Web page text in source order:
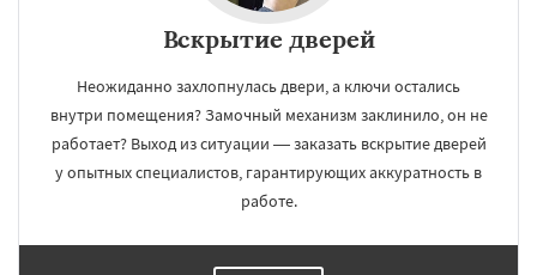
Вскрытие дверей
Неожиданно захлопнулась двери, а ключи остались
внутри помещения? Замочный механизм заклинило, он не
работает? Выход из ситуации — заказать вскрытие дверей
у опытных специалистов, гарантирующих аккуратность в
работе.